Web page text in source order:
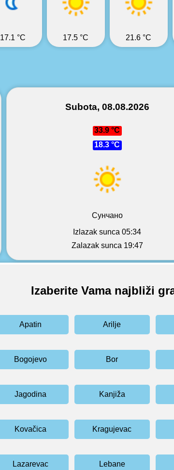
17.1 °C 17.5 °C 21.6 °C
Subota, 08.08.2026
33.9 °C
18.3 °C
Сунчано
Izlazak sunca 05:34
Zalazak sunca 19:47
Izaberite Vama najbliži
Apatin Arilje
Bogojevo Bor
Jagodina Kanjiža
Kovačica Kragujevac
Lazarevac Lebane